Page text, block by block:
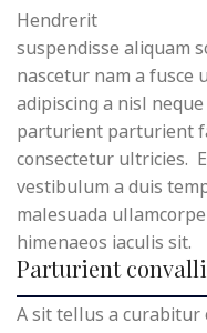
Hendrerit
suspendisse aliquam
nascetur nam a fusce
adipiscing a nisl
parturient parturient
consectetur ultricies.
vestibulum a duis
malesuada
himenaeos iaculis sit.
Parturient
A sit tellus a